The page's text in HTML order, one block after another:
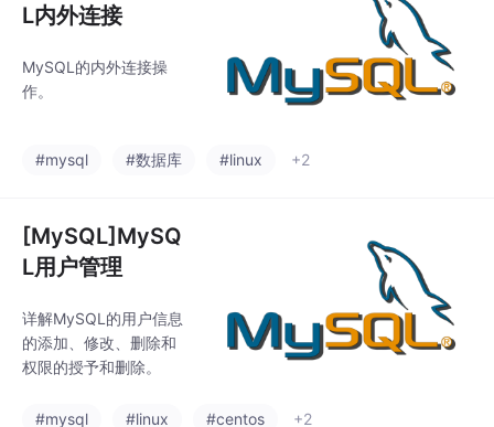
L内外连接
MySQL的内外连接操
作。
#mysql #数据库 #linux +2
[MySQL]MySQ
L用户管理
详解MySQL的用户信息
的添加、修改、删除和
权限的授予和删除。
#mysql #linux #centos +2